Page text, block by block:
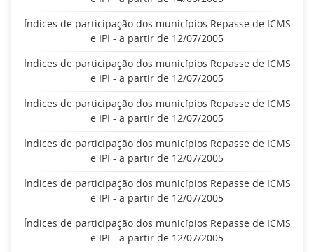
Índices de participação dos municípios Repasse de ICMS
e IPI - a partir de 12/07/2005
Índices de participação dos municípios Repasse de ICMS
e IPI - a partir de 12/07/2005
Índices de participação dos municípios Repasse de ICMS
e IPI - a partir de 12/07/2005
Índices de participação dos municípios Repasse de ICMS
e IPI - a partir de 12/07/2005
Índices de participação dos municípios Repasse de ICMS
e IPI - a partir de 12/07/2005
Índices de participação dos municípios Repasse de ICMS
e IPI - a partir de 12/07/2005